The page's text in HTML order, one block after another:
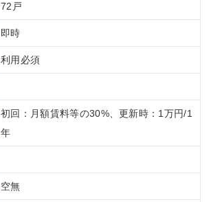
72戸
即時
利用必須
初回：月額賃料等の30%、更新時：1万円/1
年
空無